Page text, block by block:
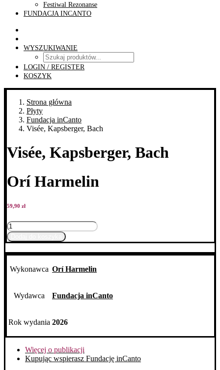
Festiwal Rezonanse
FUNDACJA INCANTO
WYSZUKIWANIE
LOGIN / REGISTER
KOSZYK
Strona główna
Płyty
Fundacja inCanto
Visée, Kapsberger, Bach
Visée, Kapsberger, Bach
Orí Harmelin
59,90 zł
ilość
Visée,
Kapsberger,
Bach
Wykonawca Orí Harmelin
Wydawca Fundacja inCanto
Rok wydania 2026
Więcej o publikacji
Kupując wspierasz Fundację inCanto